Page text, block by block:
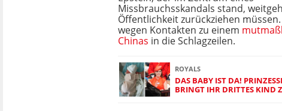
Missbrauchsskandals stand,
Öffentlichkeit zurückziehen
wegen Kontakten zu einem
Chinas in die Schlagzeilen.
ROYALS
DAS BABY IST DA!
BRINGT IHR DRITTES KIND